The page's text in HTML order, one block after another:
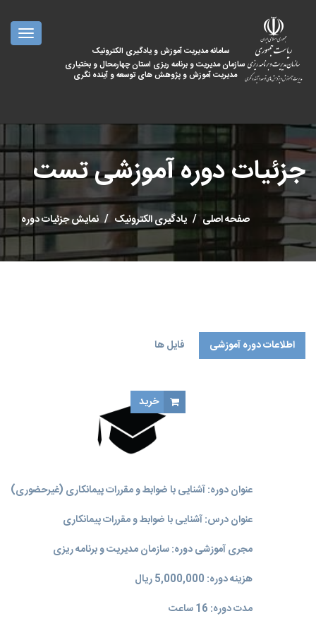
سامانه مدیریت آموزش و یادگیری الکترونیک
سازمان مدیریت و برنامه ریزی استان چهارمحال و بختیاری
مدیریت آموزش و پژوهش های توسعه و آینده نگری
جزئیات دوره آموزشی تست
صفحه اصلی یادگیری الکترونیک نمایش جزئیات دوره
اطلاعات دوره آموزشی فایل ها
عنوان دوره: آشنایی با ضوابط و مقررات پیمانکاری (غیرحضوری)
عنوان درس: آشنایی با ضوابط و مقررات پیمانکاری
مجری آموزشی دوره: سازمان مدیریت و برنامه‌ ریزی
هزینه دوره: 5,000,000 ریال
مدت دوره: 16 ساعت
خرید